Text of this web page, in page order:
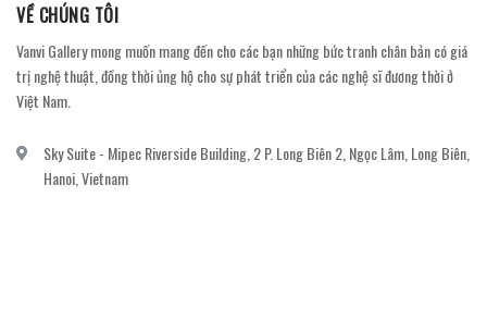
VỀ CHÚNG TÔI
Vanvi Gallery mong muốn mang đến cho các bạn những bức tranh chân bản có giá
trị nghệ thuật, đồng thời ủng hộ cho sự phát triển của các nghệ sĩ đương thời ở
Việt Nam.
Sky Suite - Mipec Riverside Building, 2 P. Long Biên 2, Ngọc Lâm, Long Biên,
Hanoi, Vietnam